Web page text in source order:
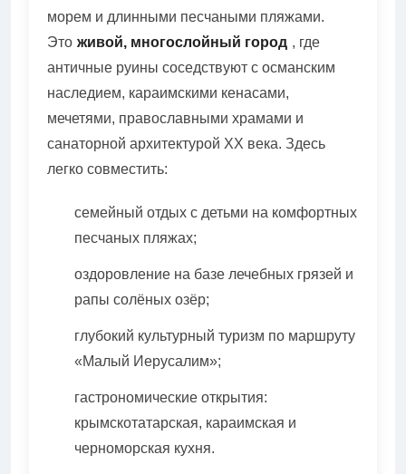
морем и длинными песчаными пляжами.
Это живой, многослойный город , где
античные руины соседствуют с османским
наследием, караимскими кенасами,
мечетями, православными храмами и
санаторной архитектурой ХХ века. Здесь
легко совместить:
семейный отдых с детьми на комфортных
песчаных пляжах;
оздоровление на базе лечебных грязей и
рапы солёных озёр;
глубокий культурный туризм по маршруту
«Малый Иерусалим»;
гастрономические открытия:
крымскотатарская, караимская и
черноморская кухня.